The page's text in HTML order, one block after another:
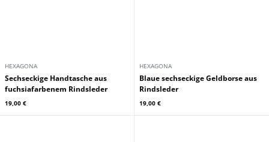
HEXAGONA
Sechseckige Handtasche aus
fuchsiafarbenem Rindsleder
19,00 €
HEXAGONA
Blaue sechseckige Geldborse aus
Rindsleder
19,00 €